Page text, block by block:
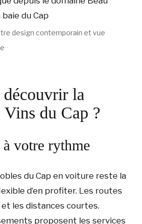
design contemporain et vue
la
Vins du Cap ?
votre rythme
du Cap en voiture reste la
d’en profiter. Les routes
les distances courtes.
proposent les services